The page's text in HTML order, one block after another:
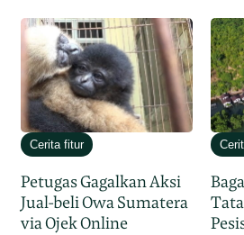
Cerita fitur
Petugas Gagalkan Aksi
Jual-beli Owa Sumatera
via Ojek Online